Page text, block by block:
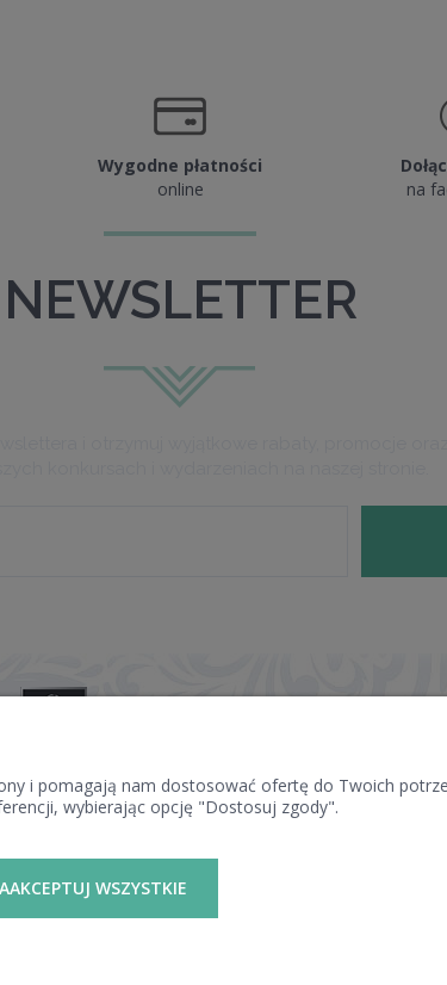
Wygodne płatności
online
na
NEWSLETTER
FORMY PŁATNOŚCI
i pomagają nam dostosować ofertę do Twoich
wybierając opcję "Dostosuj zgody".
WSZYSTKIE